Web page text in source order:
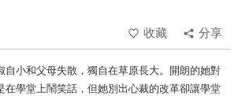
收藏
分享
自小和父母失散，獨自在草原長大。開朗的她對
在學堂上鬧笑話，但她別出心裁的改革卻讓學堂